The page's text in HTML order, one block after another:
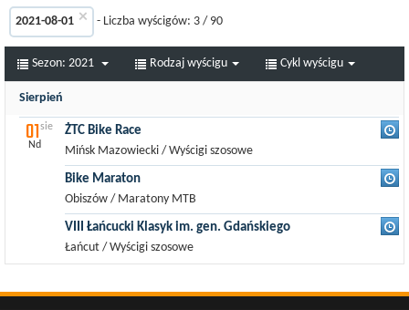
2021-08-01 × - Liczba wyścigów: 3 / 90
Sezon: 2021 Rodzaj wyścigu Cykl wyścigu
Sierpień
01sie
Nd
ŻTC Bike Race
Mińsk Mazowiecki / Wyścigi szosowe
Bike Maraton
Obiszów / Maratony MTB
VIII Łańcucki Klasyk im. gen. Gdańskiego
Łańcut / Wyścigi szosowe